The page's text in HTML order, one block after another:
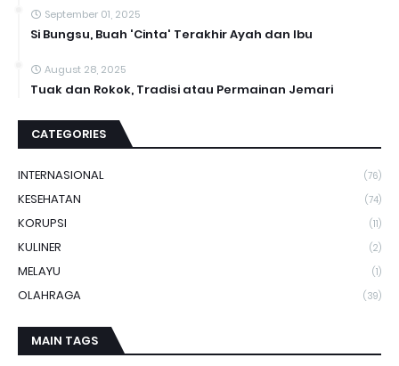
September 01, 2025
Si Bungsu, Buah 'Cinta' Terakhir Ayah dan Ibu
August 28, 2025
Tuak dan Rokok, Tradisi atau Permainan Jemari
CATEGORIES
INTERNASIONAL (76)
KESEHATAN (74)
KORUPSI (11)
KULINER (2)
MELAYU (1)
OLAHRAGA (39)
MAIN TAGS